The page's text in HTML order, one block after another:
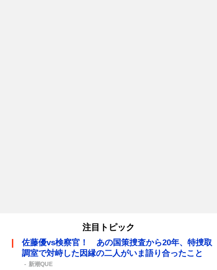
注目トピック
佐藤優vs検察官！ あの国策捜査から20年、特捜取
調室で対峙した因縁の二人がいま語り合ったこと
新潮QUE